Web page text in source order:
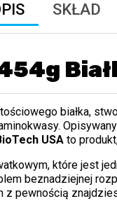
SKŁAD
białka,
USA to
które jest
beznadziejnej
z pewnością